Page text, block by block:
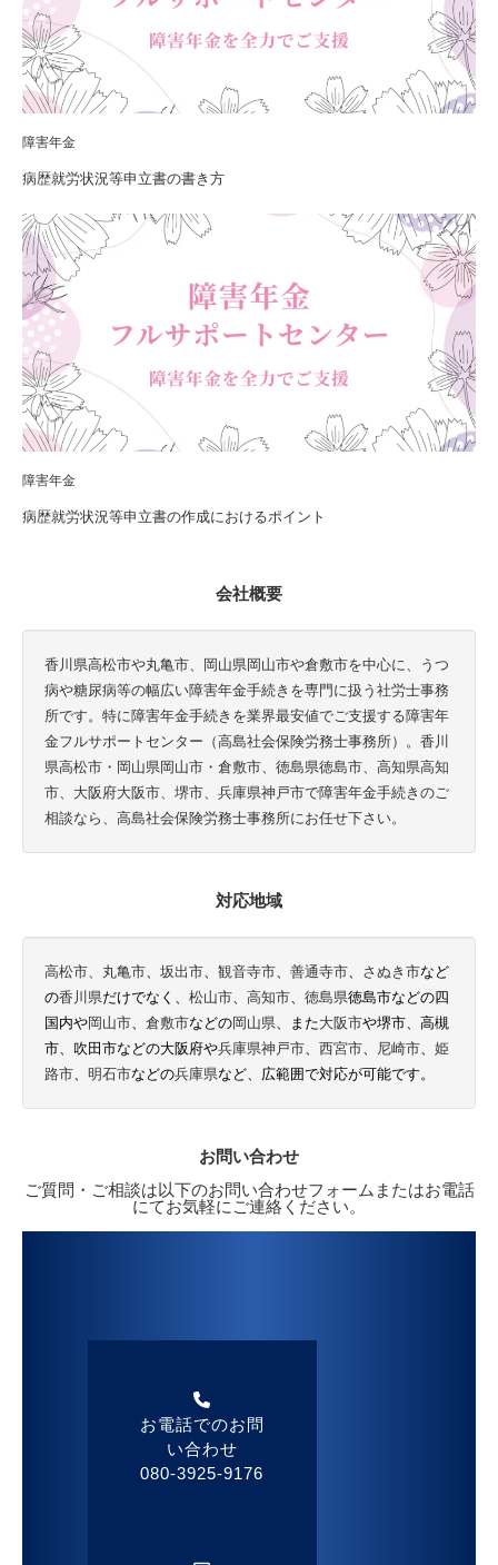
障害年金
病歴就労状況等申立書の書き方
障害年金
病歴就労状況等申立書の作成におけるポイント
会社概要
香川県高松市や丸亀市、岡山県岡山市や倉敷市を中心に、うつ
病や糖尿病等の幅広い障害年金手続きを専門に扱う社労士事務
所です。特に障害年金手続きを業界最安値でご支援する障害年
金フルサポートセンター（高島社会保険労務士事務所）。香川
県高松市・岡山県岡山市・倉敷市、徳島県徳島市、高知県高知
市、大阪府大阪市、堺市、兵庫県神戸市で障害年金手続きのご
相談なら、高島社会保険労務士事務所にお任せ下さい。
対応地域
高松市、 丸亀市、 坂出市、 観音寺市、 善通寺市、 さぬき市など
の香川県だけでなく、 松山市、 高知市、 徳島県徳島市などの四
国内や岡山市、 倉敷市などの岡山県、また大阪市や堺市、高槻
市、吹田市などの大阪府や兵庫県神戸市、 西宮市、 尼崎市、 姫
路市、 明石市などの兵庫県など、広範囲で対応が可能です。
お問い合わせ
ご質問・ご相談は以下のお問い合わせフォームまたはお電話
にてお気軽にご連絡ください。
お電話でのお問
い合わせ
080-3925-9176